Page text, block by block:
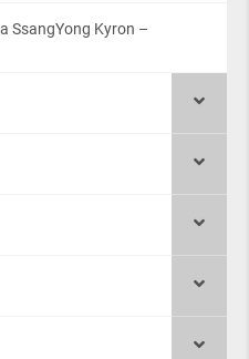
SsangYong Kyron –